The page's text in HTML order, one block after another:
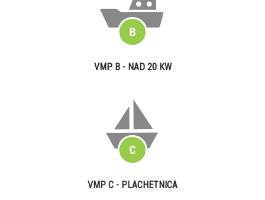
VMP B - NAD 20 KW
VMP C - PLACHETNICA